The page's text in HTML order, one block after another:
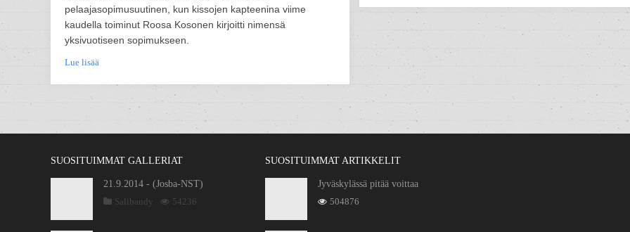
pelaajasopimusuutinen, kun kissojen kapteenina viime
kaudella toiminut Roosa Kosonen kirjoitti nimensä
yksivuotiseen sopimukseen.
Lue lisää
SUOSITUIMMAT GALLERIAT
21.9.2014 - (Josba-NST)
Salibandy
54236
SUOSITUIMMAT ARTIKKELIT
Jyväskylässä pitää voittaa
504876